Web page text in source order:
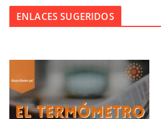
ENLACES SUGERIDOS